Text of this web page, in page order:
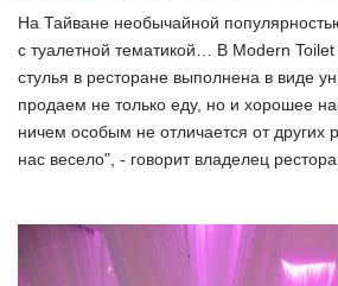
На Тайване необычайной
с туалетной тематикой… В Modern
стулья в ресторане выполнена в виде
продаем не только еду, но и хорошее
ничем особым не отличается от других
нас весело", - говорит владелец